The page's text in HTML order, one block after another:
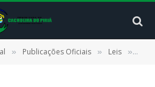
» Publicações Oficiais » Leis »